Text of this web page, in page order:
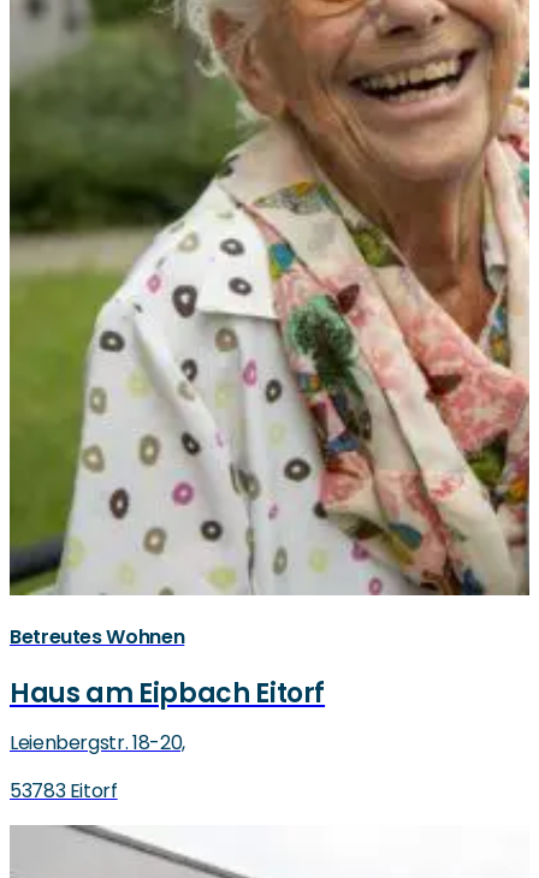
Betreutes Wohnen
Haus am Eipbach Eitorf
Leienbergstr. 18-20,
53783 Eitorf